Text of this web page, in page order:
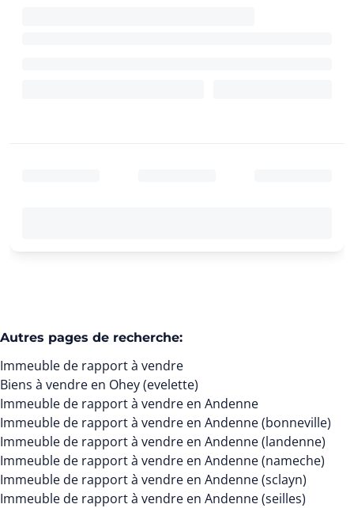
Autres pages de recherche:
Immeuble de rapport à vendre
Biens à vendre en Ohey (evelette)
Immeuble de rapport à vendre en Andenne
Immeuble de rapport à vendre en Andenne (bonneville)
Immeuble de rapport à vendre en Andenne (landenne)
Immeuble de rapport à vendre en Andenne (nameche)
Immeuble de rapport à vendre en Andenne (sclayn)
Immeuble de rapport à vendre en Andenne (seilles)